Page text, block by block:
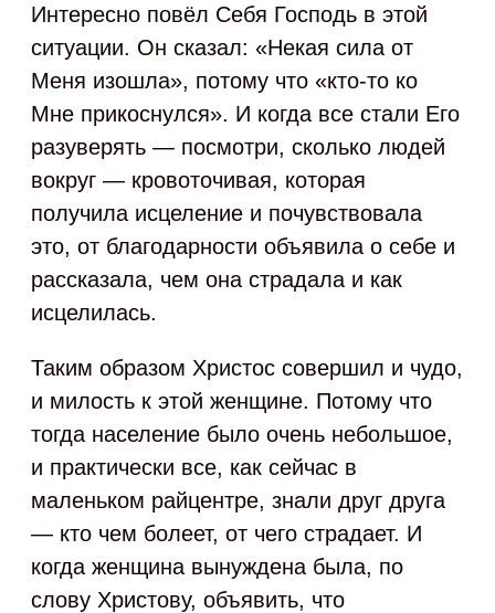
Интересно повёл Себя Господь в этой
ситуации. Он сказал: «Некая сила от
Меня изошла», потому что «кто-то ко
Мне прикоснулся». И когда все стали Его
разуверять — посмотри, сколько людей
вокруг — кровоточивая, которая
получила исцеление и почувствовала
это, от благодарности объявила о себе и
рассказала, чем она страдала и как
исцелилась.
Таким образом Христос совершил и чудо,
и милость к этой женщине. Потому что
тогда население было очень небольшое,
и практически все, как сейчас в
маленьком райцентре, знали друг друга
— кто чем болеет, от чего страдает. И
когда женщина вынуждена была, по
слову Христову, объявить, что